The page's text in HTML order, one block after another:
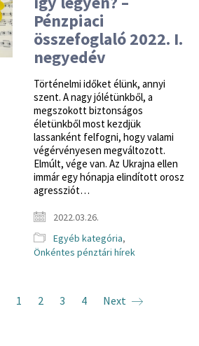
Pénzpiaci
összefoglaló 2022. I.
negyedév
Történelmi időket élünk, annyi
szent. A nagy jólétünkből, a
megszokott biztonságos
életünkből most kezdjük
lassanként felfogni, hogy valami
végérvényesen megváltozott.
Elmúlt, vége van. Az Ukrajna ellen
immár egy hónapja elindított orosz
agressziót…
2022.03.26.
Egyéb kategória,
Önkéntes pénztári hírek
1 2 3 4 Next